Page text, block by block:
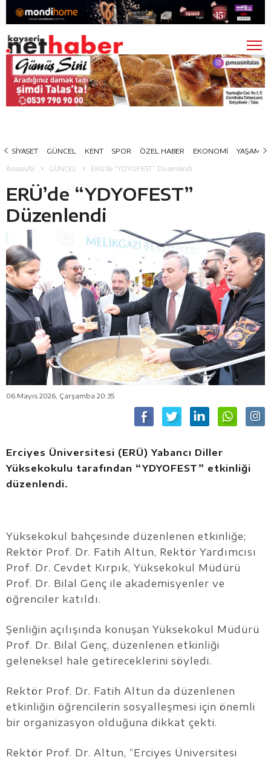
SİYASET GÜNCEL KENT SPOR ÖZEL HABER EKONOMİ YAŞAM
Anasayfa GÜNCEL ERÜ’de “YDYOFEST” Düzenlendi
ERÜ’de “YDYOFEST”
Düzenlendi
06 Mayıs 2026, Çarşamba 20:35
Erciyes Üniversitesi (ERÜ) Yabancı Diller
Yüksekokulu tarafından “YDYOFEST” etkinliği
düzenlendi.
Yüksekokul bahçesinde düzenlenen etkinliğe;
Rektör Prof. Dr. Fatih Altun, Rektör Yardımcısı
Prof. Dr. Cevdet Kırpık, Yüksekokul Müdürü
Prof. Dr. Bilal Genç ile akademisyenler ve
öğrenciler katıldı.
Şenliğin açılışında konuşan Yüksekokul Müdürü
Prof. Dr. Bilal Genç, düzenlenen etkinliği
geleneksel hale getireceklerini söyledi.
Rektör Prof. Dr. Fatih Altun da düzenlenen
etkinliğin öğrencilerin sosyalleşmesi için önemli
bir organizasyon olduğuna dikkat çekti.
Rektör Prof. Dr. Altun, “Erciyes Üniversitesi